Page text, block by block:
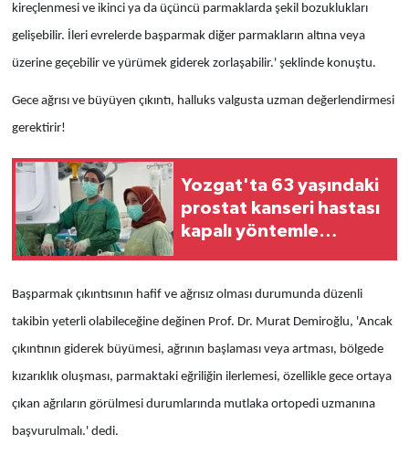
kireçlenmesi ve ikinci ya da üçüncü parmaklarda şekil bozuklukları
gelişebilir. İleri evrelerde başparmak diğer parmakların altına veya
üzerine geçebilir ve yürümek giderek zorlaşabilir.' şeklinde konuştu.
Gece ağrısı ve büyüyen çıkıntı, halluks valgusta uzman değerlendirmesi
gerektirir!
Yozgat'ta 63 yaşındaki
prostat kanseri hastası
kapalı yöntemle
Başparmak çıkıntısının hafif ve ağrısız olması durumunda düzenli
takibin yeterli olabileceğine değinen Prof. Dr. Murat Demiroğlu, 'Ancak
çıkıntının giderek büyümesi, ağrının başlaması veya artması, bölgede
kızarıklık oluşması, parmaktaki eğriliğin ilerlemesi, özellikle gece ortaya
çıkan ağrıların görülmesi durumlarında mutlaka ortopedi uzmanına
başvurulmalı.' dedi.